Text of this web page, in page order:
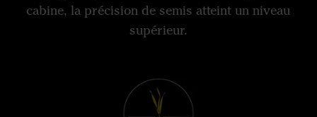
cabine, la précision de semis atteint un niveau
supérieur.